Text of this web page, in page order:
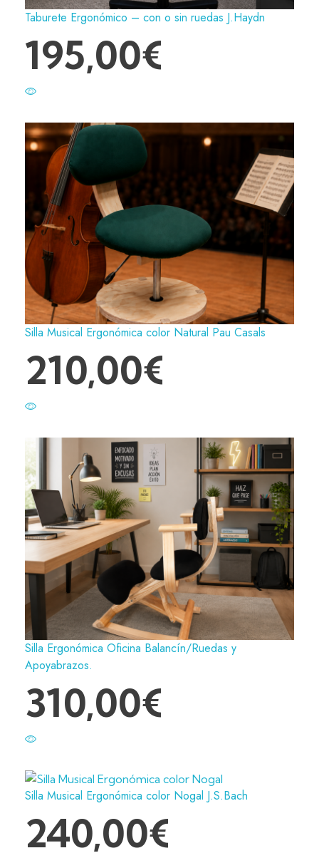
Taburete Ergonómico – con o sin ruedas J.Haydn
195,00€
Silla Musical Ergonómica color Natural Pau Casals
210,00€
Silla Ergonómica Oficina Balancín/Ruedas y
Apoyabrazos.
310,00€
Silla Musical Ergonómica color Nogal J.S.Bach
240,00€